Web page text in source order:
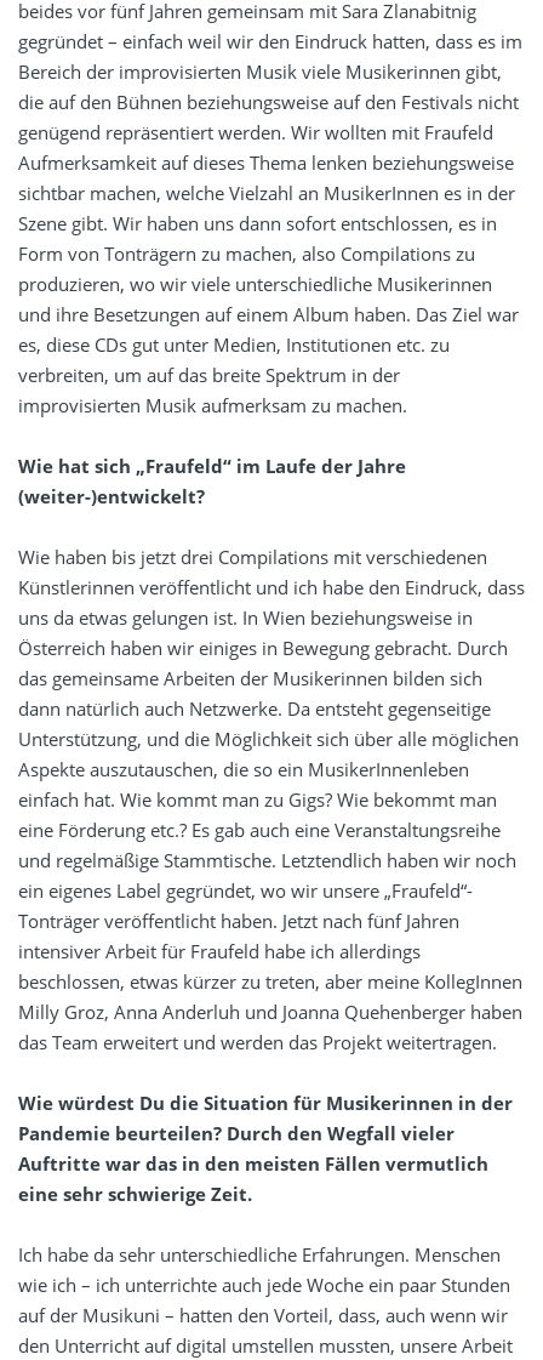
beides vor fünf Jahren gemeinsam mit Sara Zlanabitnig
gegründet – einfach weil wir den Eindruck hatten, dass es im
Bereich der improvisierten Musik viele Musikerinnen gibt,
die auf den Bühnen beziehungsweise auf den Festivals nicht
genügend repräsentiert werden. Wir wollten mit Fraufeld
Aufmerksamkeit auf dieses Thema lenken beziehungsweise
sichtbar machen, welche Vielzahl an MusikerInnen es in der
Szene gibt. Wir haben uns dann sofort entschlossen, es in
Form von Tonträgern zu machen, also Compilations zu
produzieren, wo wir viele unterschiedliche Musikerinnen
und ihre Besetzungen auf einem Album haben. Das Ziel war
es, diese CDs gut unter Medien, Institutionen etc. zu
verbreiten, um auf das breite Spektrum in der
improvisierten Musik aufmerksam zu machen.
Wie hat sich „Fraufeld“ im Laufe der Jahre
(weiter-)entwickelt?
Wie haben bis jetzt drei Compilations mit verschiedenen
Künstlerinnen veröffentlicht und ich habe den Eindruck, dass
uns da etwas gelungen ist. In Wien beziehungsweise in
Österreich haben wir einiges in Bewegung gebracht. Durch
das gemeinsame Arbeiten der Musikerinnen bilden sich
dann natürlich auch Netzwerke. Da entsteht gegenseitige
Unterstützung, und die Möglichkeit sich über alle möglichen
Aspekte auszutauschen, die so ein MusikerInnenleben
einfach hat. Wie kommt man zu Gigs? Wie bekommt man
eine Förderung etc.? Es gab auch eine Veranstaltungsreihe
und regelmäßige Stammtische. Letztendlich haben wir noch
ein eigenes Label gegründet, wo wir unsere „Fraufeld“-
Tonträger veröffentlicht haben. Jetzt nach fünf Jahren
intensiver Arbeit für Fraufeld habe ich allerdings
beschlossen, etwas kürzer zu treten, aber meine KollegInnen
Milly Groz, Anna Anderluh und Joanna Quehenberger haben
das Team erweitert und werden das Projekt weitertragen.
Wie würdest Du die Situation für Musikerinnen in der
Pandemie beurteilen? Durch den Wegfall vieler
Auftritte war das in den meisten Fällen vermutlich
eine sehr schwierige Zeit.
Ich habe da sehr unterschiedliche Erfahrungen. Menschen
wie ich – ich unterrichte auch jede Woche ein paar Stunden
auf der Musikuni – hatten den Vorteil, dass, auch wenn wir
den Unterricht auf digital umstellen mussten, unsere Arbeit